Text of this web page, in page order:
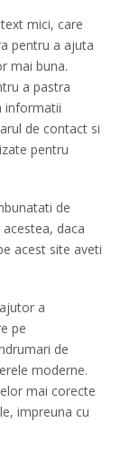
mici, care
pentru a ajuta
mai buna.
a pastra
informatii
de contact si
pentru
de
daca
acest site aveti
a
pe
de
moderne.
mai corecte
impreuna cu